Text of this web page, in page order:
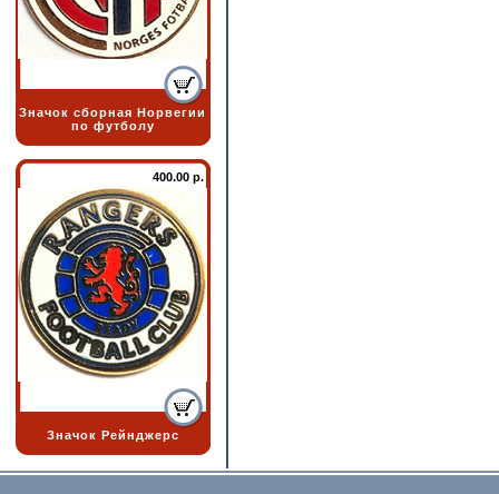
Значок сборная Норвегии
по футболу
400.00 р.
Значок Рейнджерс